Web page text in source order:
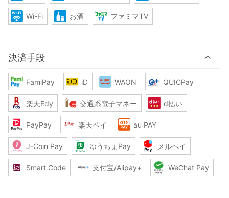
Wi-Fi お酒 ファミマTV
決済手段
FamiPay iD WAON QUICPay
楽天Edy 交通系電子マネー d払い
PayPay 楽天ペイ au PAY
J-Coin Pay ゆうちょPay メルペイ
Smart Code 支付宝/Alipay+ WeChat Pay